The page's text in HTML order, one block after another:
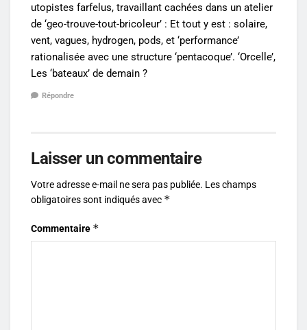
utopistes farfelus, travaillant cachées dans un atelier
de ‘geo-trouve-tout-bricoleur’ : Et tout y est : solaire,
vent, vagues, hydrogen, pods, et ‘performance’
rationalisée avec une structure ‘pentacoque’. ‘Orcelle’,
Les ‘bateaux’ de demain ?
Répondre
Laisser un commentaire
Votre adresse e-mail ne sera pas publiée. Les champs
obligatoires sont indiqués avec *
Commentaire *